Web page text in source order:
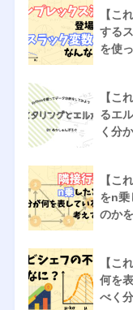
【こ
する
を使
【こ
るエ
く分
【こ
をn乗
のか
【こ
何を
べく